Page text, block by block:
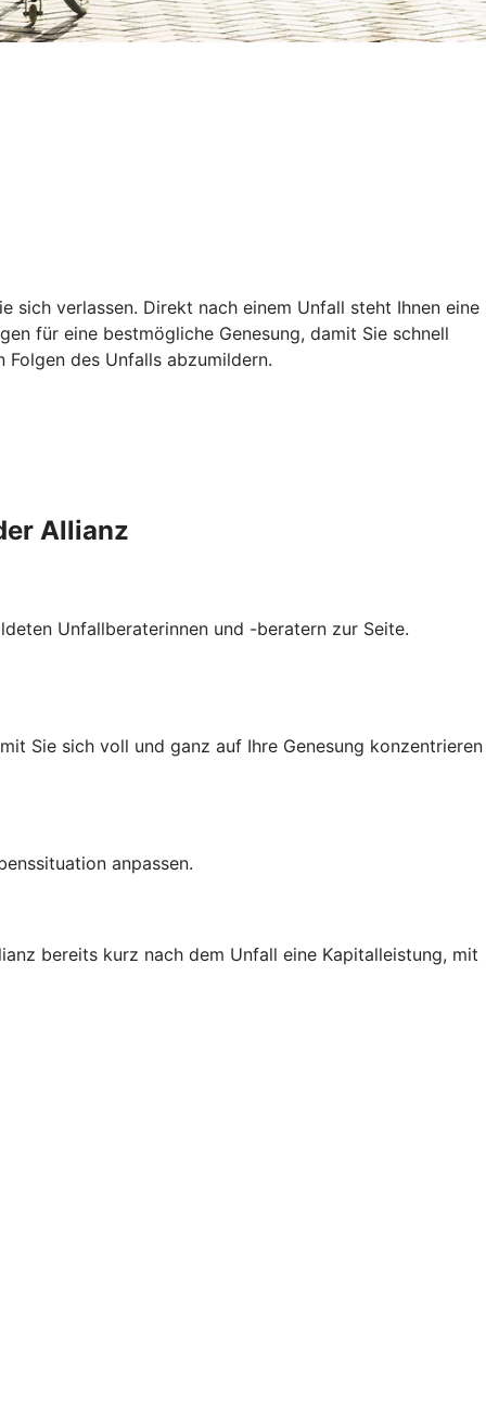
sich verlassen. Direkt nach einem Unfall steht Ihnen eine
für eine bestmögliche Genesung, damit Sie schnell
des Unfalls abzumildern.
Allianz
Unfallberaterinnen und -beratern zur Seite.
Sie sich voll und ganz auf Ihre Genesung konzentrieren
anpassen.
bereits kurz nach dem Unfall eine Kapitalleistung, mit